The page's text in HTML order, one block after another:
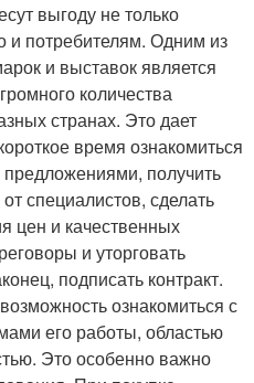
выгоду не только
и потребителям. Одним из
и выставок является
количества
странах. Это дает
время ознакомиться
получить
специалистов, сделать
цен и качественных
и уторговать
подписать контракт.
ознакомиться с
его работы, областью
Это особенно важно